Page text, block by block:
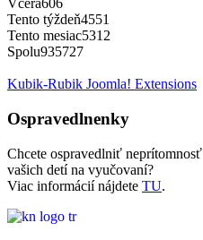
Včera606
Tento týždeň4551
Tento mesiac5312
Spolu935727
Kubik-Rubik Joomla! Extensions
Ospravedlnenky
Chcete ospravedlniť neprítomnosť
vašich detí na vyučovaní?
Viac informácií nájdete TU.